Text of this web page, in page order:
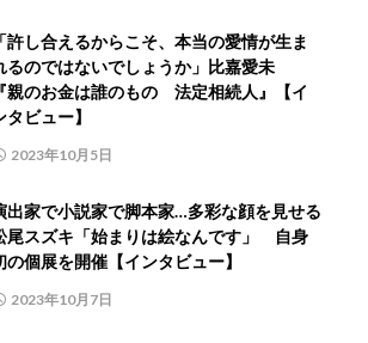
「許し合えるからこそ、本当の愛情が生ま
るのではないでしょうか」比嘉愛未
『親のお金は誰のもの 法定相続人』【イ
タビュー】
2023年10月5日
出家で小説家で脚本家…多彩な顔を見せる
尾スズキ「始まりは絵なんです」 自身
の個展を開催【インタビュー】
2023年10月7日